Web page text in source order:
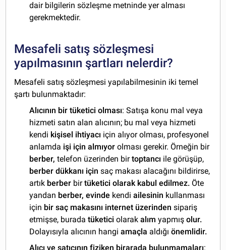
dair bilgilerin sözleşme metninde yer alması
gerekmektedir.
Mesafeli satış sözleşmesi
yapılmasının şartları nelerdir?
Mesafeli satış sözleşmesi yapılabilmesinin iki temel
şartı bulunmaktadır:
Alıcının bir tüketici olması: Satışa konu mal veya
hizmeti satın alan alıcının; bu mal veya hizmeti
kendi kişisel ihtiyacı için alıyor olması, profesyonel
anlamda işi için almıyor olması gerekir. Örneğin bir
berber, telefon üzerinden birtoptancı ile görüşüp,
berber dükkanı için saç makası alacağını bildirirse,
artık berber birtüketici olarak kabul edilmez. Öte
yandan berber, evinde kendiailesinin kullanması
için bir saç makasını internet üzerinden sipariş
etmişse, buradatüketici olarakalım yapmışolur.
Dolayısıyla alıcının hangiamaçla aldığıönemlidir.
Alıcı ve satıcının fiziken birarada bulunmamaları: